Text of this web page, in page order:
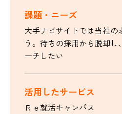
課題・ニーズ
大手ナビサイトでは当社の
う。待ちの採用から脱却し
ーチしたい
活用したサービス
Ｒｅ就活キャンパス